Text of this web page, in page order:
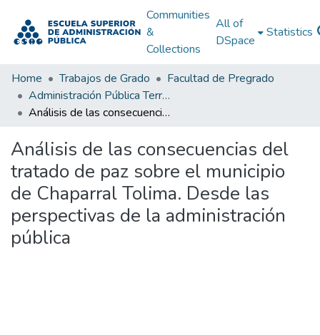
Communities
&
Collections
All of
DSpace
Statistics
Home Trabajos de Grado
Facultad de Pregrado
Administración Pública Territorial (APT)
Análisis de las consecuencias del tratado de paz sobre el municipio de Chaparral Tolima. Desde las perspectivas de la administración pública
Análisis de las consecuencias del
tratado de paz sobre el municipio
de Chaparral Tolima. Desde las
perspectivas de la administración
pública